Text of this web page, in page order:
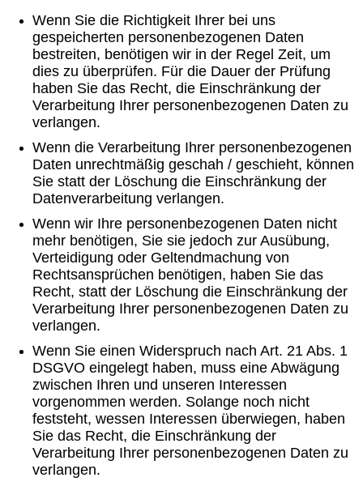
Wenn Sie die Richtigkeit Ihrer bei uns
gespeicherten personenbezogenen Daten
bestreiten, benötigen wir in der Regel Zeit, um
dies zu überprüfen. Für die Dauer der Prüfung
haben Sie das Recht, die Einschränkung der
Verarbeitung Ihrer personenbezogenen Daten zu
verlangen.
Wenn die Verarbeitung Ihrer personenbezogenen
Daten unrechtmäßig geschah / geschieht, können
Sie statt der Löschung die Einschränkung der
Datenverarbeitung verlangen.
Wenn wir Ihre personenbezogenen Daten nicht
mehr benötigen, Sie sie jedoch zur Ausübung,
Verteidigung oder Geltendmachung von
Rechtsansprüchen benötigen, haben Sie das
Recht, statt der Löschung die Einschränkung der
Verarbeitung Ihrer personenbezogenen Daten zu
verlangen.
Wenn Sie einen Widerspruch nach Art. 21 Abs. 1
DSGVO eingelegt haben, muss eine Abwägung
zwischen Ihren und unseren Interessen
vorgenommen werden. Solange noch nicht
feststeht, wessen Interessen überwiegen, haben
Sie das Recht, die Einschränkung der
Verarbeitung Ihrer personenbezogenen Daten zu
verlangen.